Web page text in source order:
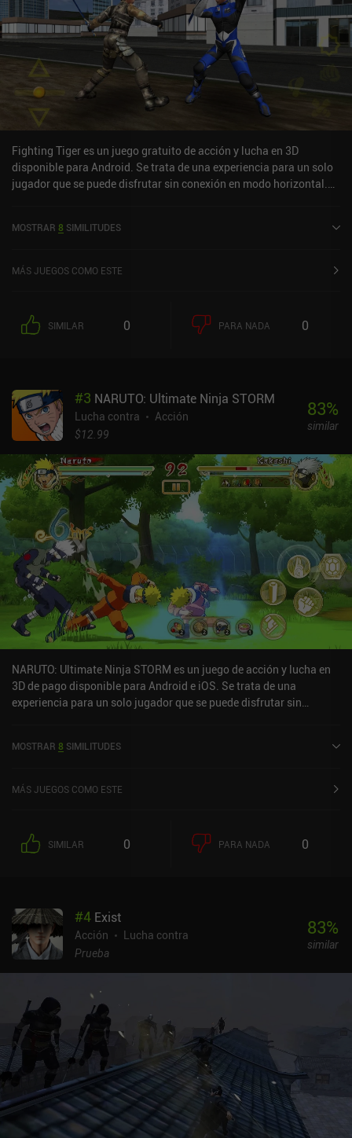
Fighting Tiger es un juego gratuito de acción y lucha en 3D
disponible para Android. Se trata de una experiencia para un solo
jugador que se puede disfrutar sin conexión en modo horizontal.
actualmente una valoración de 4,4 sobre 5,0 en Google Play.
MOSTRAR 8 SIMILITUDES
MÁS JUEGOS COMO ESTE
SIMILAR 0 PARA NADA 0
#3 NARUTO: Ultimate Ninja STORM
Lucha contra
Acción
$12.99
83%
similar
NARUTO: Ultimate Ninja STORM es un juego de acción y lucha en
3D de pago disponible para Android e iOS. Se trata de una
experiencia para un solo jugador que se puede disfrutar sin
STORM se lanzó en septiembre de 2024 y tiene actualmente una
App Store de iOS.
MOSTRAR 8 SIMILITUDES
MÁS JUEGOS COMO ESTE
SIMILAR 0 PARA NADA 0
#4 Exist
Acción
Lucha contra
Prueba
83%
similar